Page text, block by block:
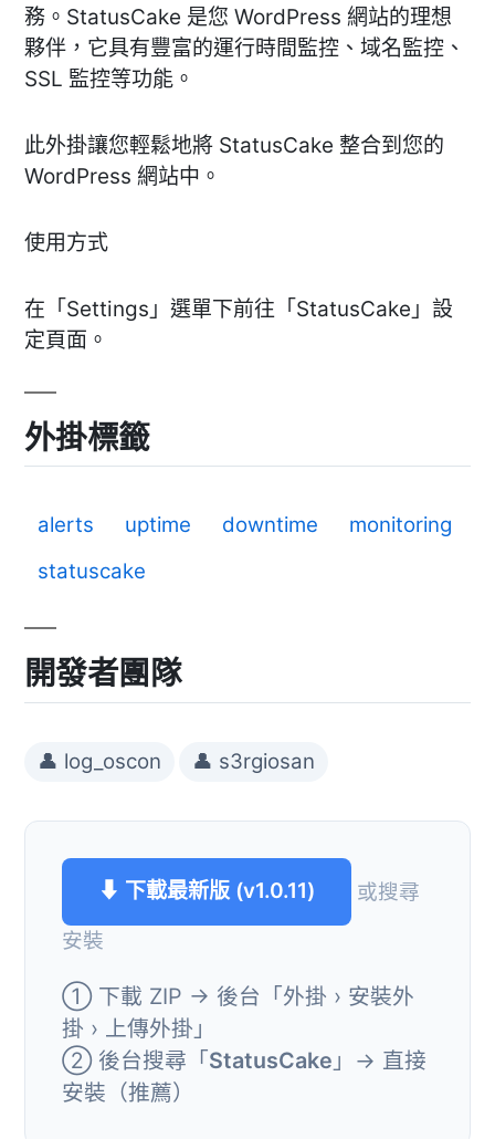
務。StatusCake 是您 WordPress 網站的理想
夥伴，它具有豐富的運行時間監控、域名監控、
SSL 監控等功能。
此外掛讓您輕鬆地將 StatusCake 整合到您的
WordPress 網站中。
使用方式
在「Settings」選單下前往「StatusCake」設
定頁面。
外掛標籤
alerts uptime downtime
monitoring
statuscake
開發者團隊
👤 log_oscon 👤 s3rgiosan
⬇ 下載最新版 (v1.0.11)
或搜尋
安裝
① 下載 ZIP → 後台「外掛 › 安裝外
掛 › 上傳外掛」
② 後台搜尋「StatusCake 」→ 直接
安裝（推薦）